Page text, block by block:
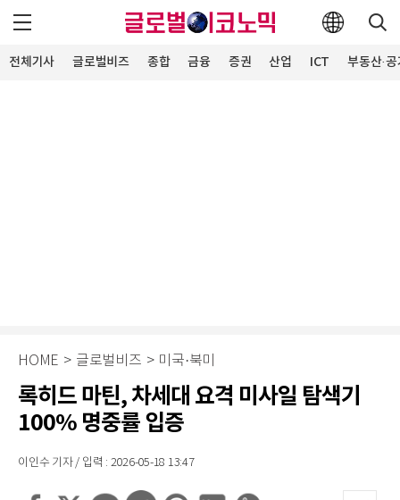
전체기사 글로벌비즈 종합 금융 증권 산업 ICT 부동산·
HOME > 글로벌비즈 > 미국·북미
록히드 마틴, 차세대 요격 미사일 탐색기
100% 명중률 입증
이인수 기자 / 입력 : 2026-05-18 13:47